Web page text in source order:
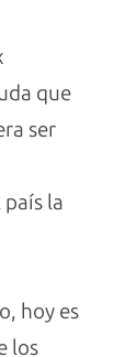
que
ser
la
hoy es
los